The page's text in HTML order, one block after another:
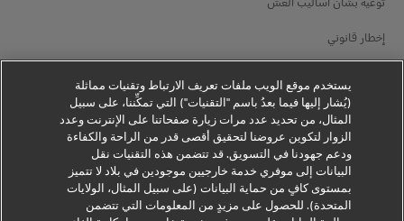
إخطار قانوني
إخطار الخصوصية
معلومات إضافية
إعدادات ملفات تعريف الارتباط
يستخدم موقع الويب ملفات تعريف الارتباط وتقنيات مماثلة
(يُشار إليها فيما بعدُ باسم "التقنيات") التي تمكِّننا، على سبيل
المثال، من تحديد عدد مرات زيارة صفحاتنا على الإنترنت وعدد
الزوار لتكوين عروضنا لتحقيق أقصى قدر من الراحة والكفاءة
ودعم جهودنا في التسويق. قد تتضمن هذه التقنيات نقل
البيانات إلى موفري خدمة خارجيين موجودين في بلاد لا تتميز
بمستوى كافٍ من حماية البيانات (على سبيل المثال، الولايات
المتحدة). للحصول على مزيدٍ من المعلومات التي تتضمن